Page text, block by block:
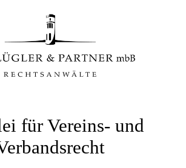
für Vereins- und